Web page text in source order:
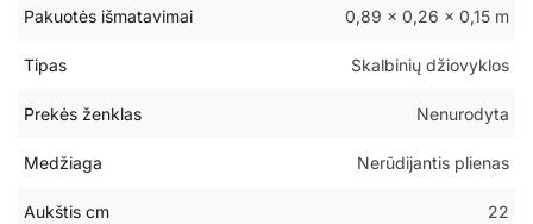
Pakuotės išmatavimai 0,89 × 0,26 × 0,15 m
Tipas Skalbinių džiovyklos
Prekės ženklas Nenurodyta
Medžiaga Nerūdijantis plienas
Aukštis cm 22